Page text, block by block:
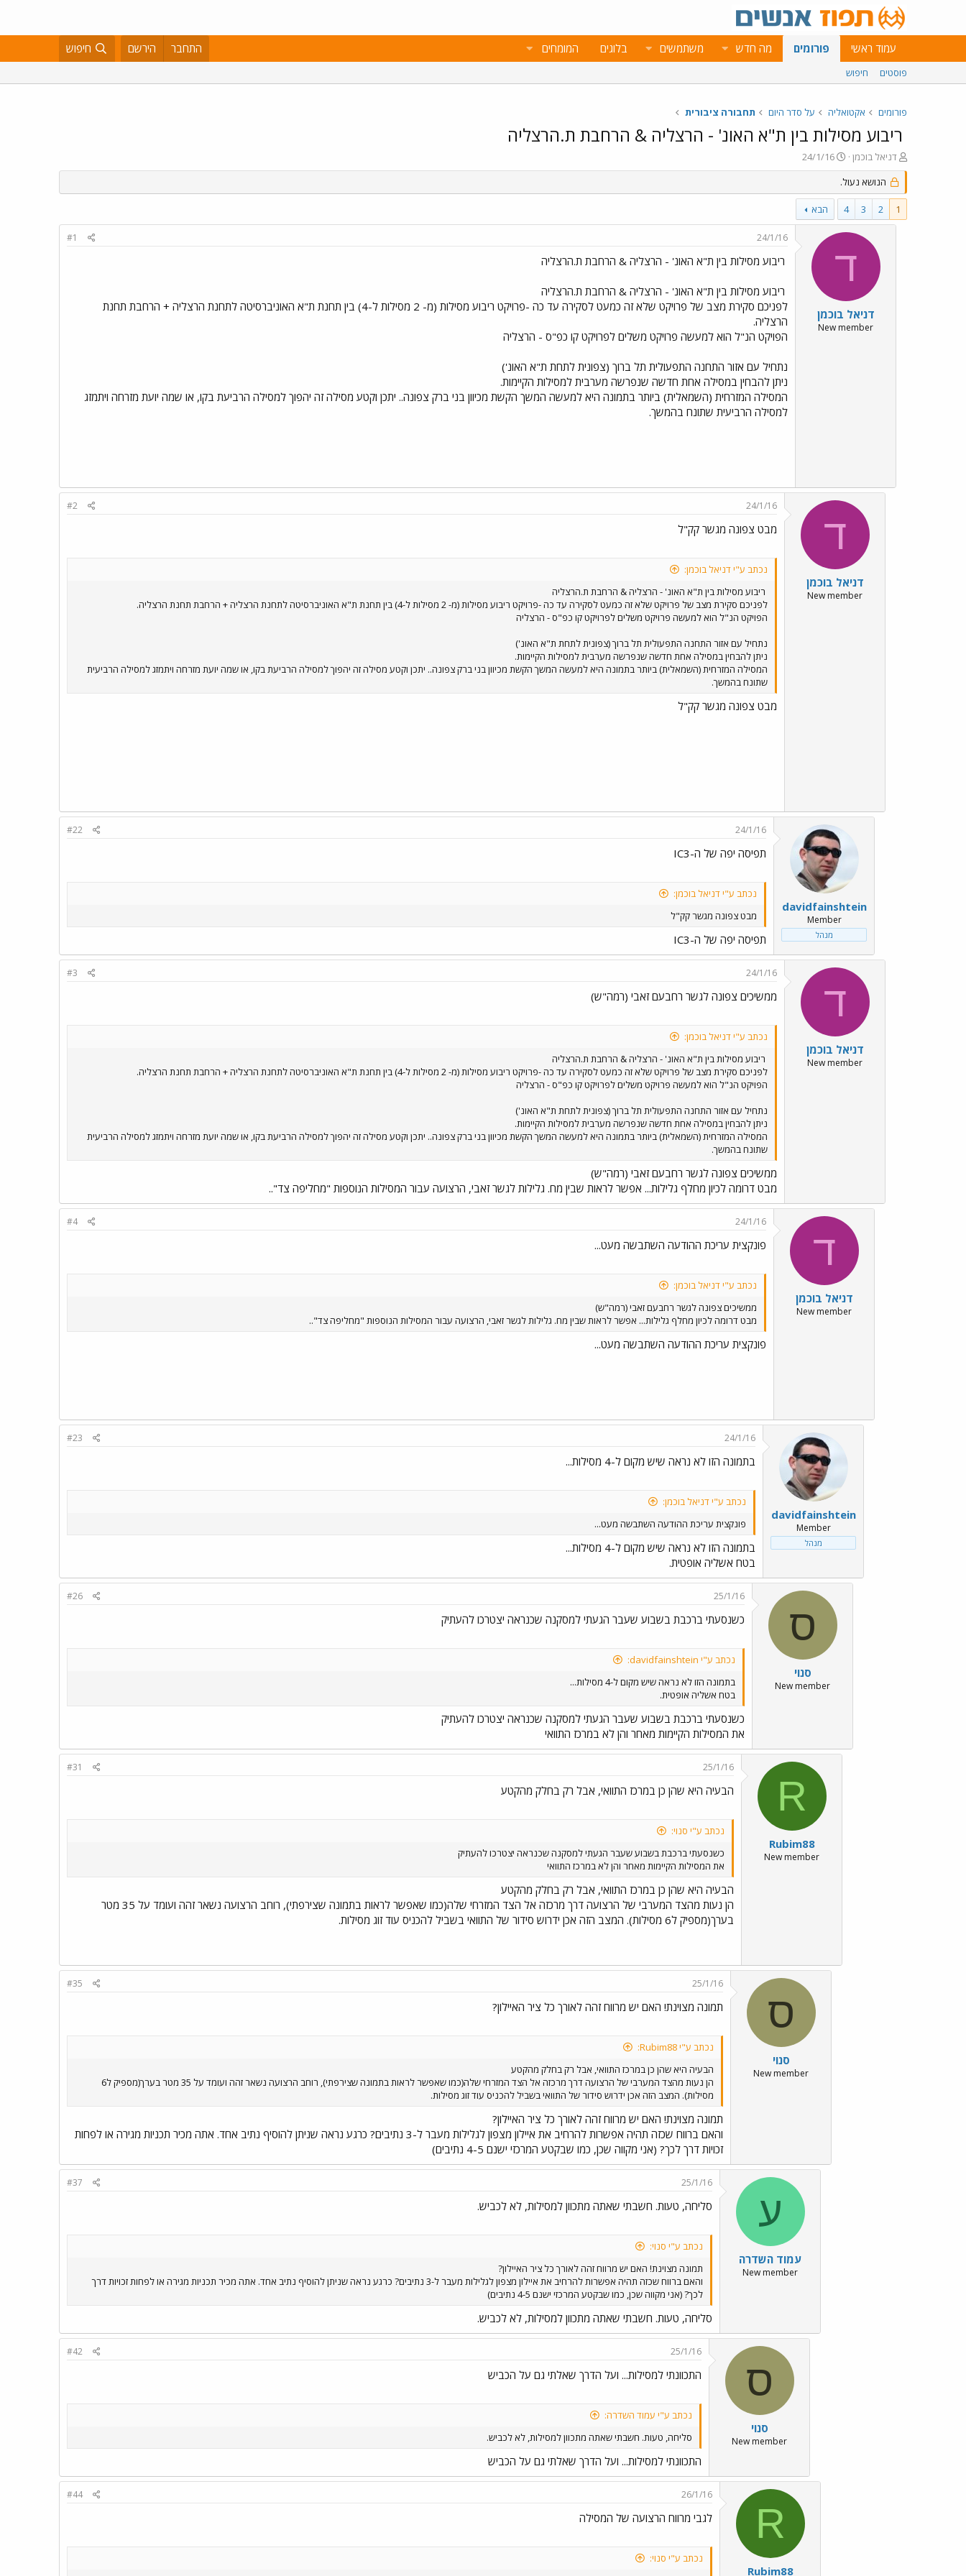
עמוד ראשי פורומים מה חדש משתמשים בלוגים המומחים התחבר הירשם חיפוש
פוסטים חיפוש
פורומים אקטואליה על סדר היום תחבורה ציבורית
ריבוע מסילות בין ת"א האונ' - הרצליה & הרחבת ת.הרצליה
פ
ו
ת
ח
ה
נ
דניאל בוכמן
פ
ו
ס
ב
ת
24/1/16
הנושא נעול.
1
2
3
4 הבא
ד
דניאל בוכמן
New member
24/1/16
#1
ריבוע מסילות בין ת"א האונ' - הרצליה & הרחבת ת.הרצליה
ריבוע מסילות בין ת"א האונ' - הרצליה & הרחבת ת.הרצליה
לפניכם סקירת מצב של פרויקט שלא זה כמעט לסקירה עד כה -פרויקט ריבוע מסילות (מ- 2 מסילות ל-4) בין תחנת ת"א האוניברסיטה לתחנת הרצליה + הרחבת תחנת
הרצליה.
הפויקט הנ"ל הוא למעשה פרויקט משלים לפרויקט קו כפ"ס - הרצליה
נתחיל עם אזור התחנה התפעולית תל ברוך (צפונית לתחת ת"א האונ')
ניתן להבחין במסילה אחת חדשה שנפרשה מערבית למסילות הקיימות.
המסילה המזרחית (השמאלית) ביותר בתמונה היא למעשה המשך הקשת מכיוון בני ברק צפונה.. יתכן וקטע מסילה זה יהפוך למסילה הרביעת בקו, או שמה יועת מזרחה ויתמזג
למסילה הרביעית שתונח בהמשך.
ד
דניאל בוכמן
New member
24/1/16
#2
מבט צפונה מגשר קק"ל
נכתב ע"י דניאל בוכמן:
ריבוע מסילות בין ת"א האונ' - הרצליה & הרחבת ת.הרצליה
לפניכם סקירת מצב של פרויקט שלא זה כמעט לסקירה עד כה -פרויקט ריבוע מסילות (מ- 2 מסילות ל-4) בין תחנת ת"א האוניברסיטה לתחנת הרצליה + הרחבת תחנת הרצליה.
הפויקט הנ"ל הוא למעשה פרויקט משלים לפרויקט קו כפ"ס - הרצליה
נתחיל עם אזור התחנה התפעולית תל ברוך (צפונית לתחת ת"א האונ')
ניתן להבחין במסילה אחת חדשה שנפרשה מערבית למסילות הקיימות.
המסילה המזרחית (השמאלית) ביותר בתמונה היא למעשה המשך הקשת מכיוון בני ברק צפונה.. יתכן וקטע מסילה זה יהפוך למסילה הרביעת בקו, או שמה יועת מזרחה ויתמזג למסילה הרביעית
שתונח בהמשך.
מבט צפונה מגשר קק"ל
davidfainshtein
Member
מנהל
24/1/16
#22
תפיסה יפה של ה-IC3
נכתב ע"י דניאל בוכמן:
מבט צפונה מגשר קק"ל
תפיסה יפה של ה-IC3
ד
דניאל בוכמן
New member
24/1/16
#3
ממשיכים צפונה לגשר רחבעם זאבי (רמה"ש)
נכתב ע"י דניאל בוכמן:
ריבוע מסילות בין ת"א האונ' - הרצליה & הרחבת ת.הרצליה
לפניכם סקירת מצב של פרויקט שלא זה כמעט לסקירה עד כה -פרויקט ריבוע מסילות (מ- 2 מסילות ל-4) בין תחנת ת"א האוניברסיטה לתחנת הרצליה + הרחבת תחנת הרצליה.
הפויקט הנ"ל הוא למעשה פרויקט משלים לפרויקט קו כפ"ס - הרצליה
נתחיל עם אזור התחנה התפעולית תל ברוך (צפונית לתחת ת"א האונ')
ניתן להבחין במסילה אחת חדשה שנפרשה מערבית למסילות הקיימות.
המסילה המזרחית (השמאלית) ביותר בתמונה היא למעשה המשך הקשת מכיוון בני ברק צפונה.. יתכן וקטע מסילה זה יהפוך למסילה הרביעת בקו, או שמה יועת מזרחה ויתמזג למסילה הרביעית
שתונח בהמשך.
ממשיכים צפונה לגשר רחבעם זאבי (רמה"ש)
מבט דרומה לכיון מחלף גלילות... אפשר לראות שבין מח. גלילות לגשר זאבי, הרצועה עבור המסילות הנוספות "מחליפה צד"..
ד
דניאל בוכמן
New member
24/1/16
#4
פונקצית עריכת ההודעה השתבשה מעט...
נכתב ע"י דניאל בוכמן:
ממשיכים צפונה לגשר רחבעם זאבי (רמה"ש)
מבט דרומה לכיון מחלף גלילות... אפשר לראות שבין מח. גלילות לגשר זאבי, הרצועה עבור המסילות הנוספות "מחליפה צד"..
פונקצית עריכת ההודעה השתבשה מעט...
davidfainshtein
Member
מנהל
24/1/16
#23
בתמונה הזו לא נראה שיש מקום ל-4 מסילות...
נכתב ע"י דניאל בוכמן:
פונקצית עריכת ההודעה השתבשה מעט...
בתמונה הזו לא נראה שיש מקום ל-4 מסילות...
בטח אשליה אופטית.
ס
סנוי
New member
25/1/16
#26
כשנסעתי ברכבת בשבוע שעבר הגעתי למסקנה שכנראה יצטרכו להעתיק
נכתב ע"י davidfainshtein:
בתמונה הזו לא נראה שיש מקום ל-4 מסילות...
בטח אשליה אופטית.
כשנסעתי ברכבת בשבוע שעבר הגעתי למסקנה שכנראה יצטרכו להעתיק
את המסילות הקיימות מאחר והן לא במרכז התוואי
R
Rubim88
New member
25/1/16
#31
הבעיה היא שהן כן במרכז התוואי, אבל רק בחלק מהקטע
נכתב ע"י סנוי:
כשנסעתי ברכבת בשבוע שעבר הגעתי למסקנה שכנראה יצטרכו להעתיק
את המסילות הקיימות מאחר והן לא במרכז התוואי
הבעיה היא שהן כן במרכז התוואי, אבל רק בחלק מהקטע
הן נעות מהצד המערבי של הרצועה דרך מרכזה אל הצד המזרחי שלה(כמו שאפשר לראות בתמונה שצירפתי), רוחב הרצועה נשאר זהה ועומד על 35 מטר
בערך(מספיק ל6 מסילות). המצב הזה אכן ידרוש סידור של התוואי בשביל להכניס עוד זוג מסילות.
ס
סנוי
New member
25/1/16
#35
תמונה מצוינת! האם יש מרווח זהה לאורך כל ציר האיילון?
נכתב ע"י Rubim88:
הבעיה היא שהן כן במרכז התוואי, אבל רק בחלק מהקטע
הן נעות מהצד המערבי של הרצועה דרך מרכזה אל הצד המזרחי שלה(כמו שאפשר לראות בתמונה שצירפתי), רוחב הרצועה נשאר זהה ועומד על 35 מטר בערך(מספיק ל6
מסילות). המצב הזה אכן ידרוש סידור של התוואי בשביל להכניס עוד זוג מסילות.
תמונה מצוינת! האם יש מרווח זהה לאורך כל ציר האיילון?
והאם ברווח שכזה תהיה אפשרות להרחיב את איילון מצפון לגלילות מעבר ל-3 נתיבים? כרגע נראה שניתן להוסיף נתיב אחד. אתה מכיר תכניות מגירה או לפחות
זכויות דרך לכך? (אני מקווה שכן, כמו שבקטע המרכזי ישנם 4-5 נתיבים)
ע
עמוד השדרה
New member
25/1/16
#37
סליחה, טעות. חשבתי שאתה מתכוון למסילות, לא לכביש.
נכתב ע"י סנוי:
תמונה מצוינת! האם יש מרווח זהה לאורך כל ציר האיילון?
והאם ברווח שכזה תהיה אפשרות להרחיב את איילון מצפון לגלילות מעבר ל-3 נתיבים? כרגע נראה שניתן להוסיף נתיב אחד. אתה מכיר תכניות מגירה או לפחות זכויות דרך
לכך? (אני מקווה שכן, כמו שבקטע המרכזי ישנם 4-5 נתיבים)
סליחה, טעות. חשבתי שאתה מתכוון למסילות, לא לכביש.
ס
סנוי
New member
25/1/16
#42
התכוונתי למסילות... ועל הדרך שאלתי גם על הכביש
נכתב ע"י עמוד השדרה:
סליחה, טעות. חשבתי שאתה מתכוון למסילות, לא לכביש.
התכוונתי למסילות... ועל הדרך שאלתי גם על הכביש
R
Rubim88
26/1/16
#44
לגבי מרווח הרצועה של המסילה
נכתב ע"י סנוי: